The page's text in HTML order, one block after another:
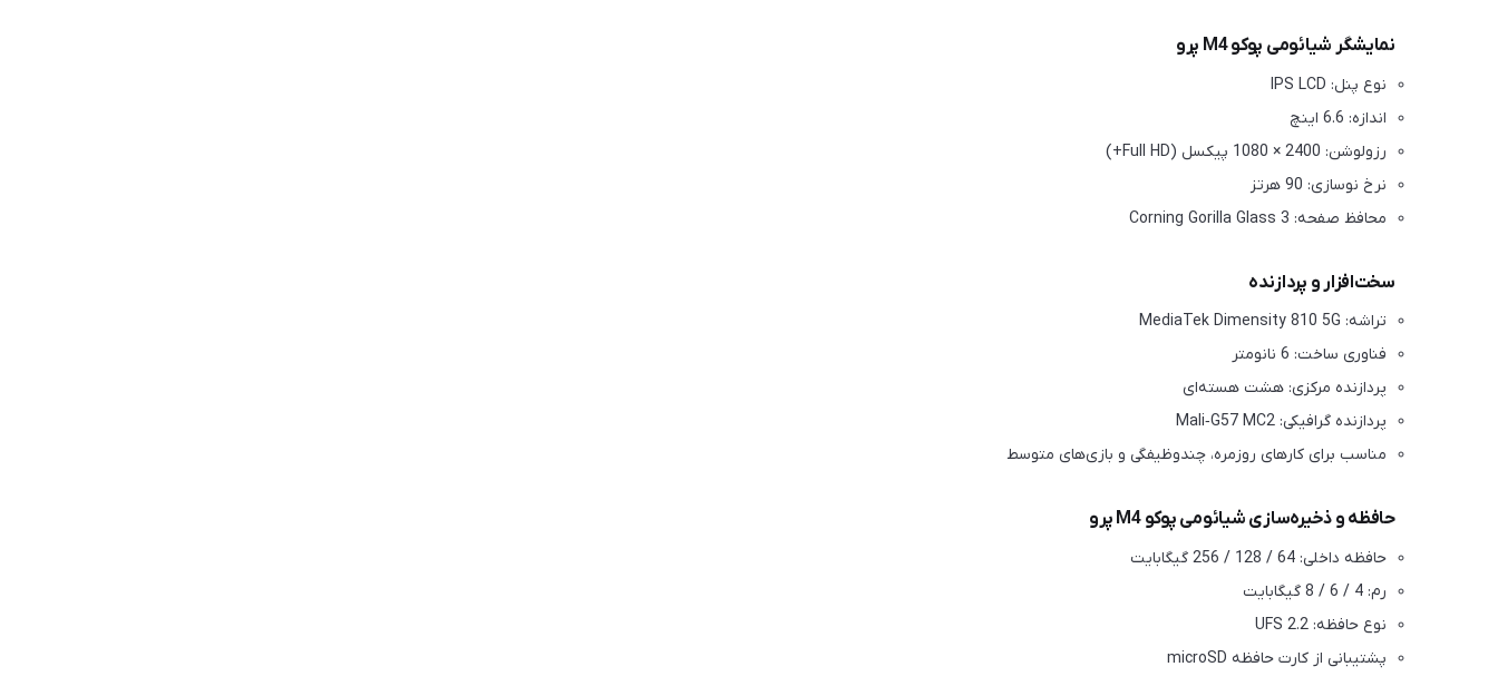
نمایشگر شیائومی پوکو M4 پرو
نوع پنل: IPS LCD
اندازه: 6.6 اینچ
رزولوشن: 2400 × 1080 پیکسل (Full HD+)
نرخ نوسازی: 90 هرتز
محافظ صفحه: Corning Gorilla Glass 3
سخت‌افزار و پردازنده
تراشه: MediaTek Dimensity 810 5G
فناوری ساخت: 6 نانومتر
پردازنده مرکزی: هشت هسته‌ای
پردازنده گرافیکی: Mali‑G57 MC2
مناسب برای کارهای روزمره، چندوظیفگی و بازی‌های متوسط
حافظه و ذخیره‌سازی شیائومی پوکو M4 پرو
حافظه داخلی: 64 / 128 / 256 گیگابایت
رم: 4 / 6 / 8 گیگابایت
نوع حافظه: UFS 2.2
پشتیبانی از کارت حافظه microSD